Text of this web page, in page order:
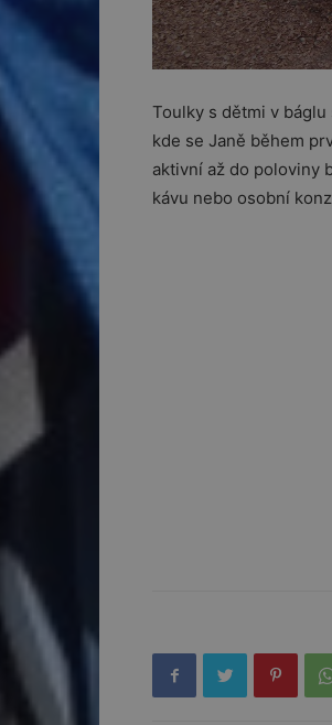
Toulky s dětmi v
kde se Janě během
aktivní až do poloviny
kávu nebo osobní